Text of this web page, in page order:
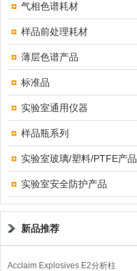
气相色谱耗材
样品前处理耗材
薄层色谱产品
标准品
实验室通用仪器
样品瓶系列
实验室玻璃/塑料/PTFE产品
实验室安全防护产品
新品推荐
Acclaim Explosives E2分析柱